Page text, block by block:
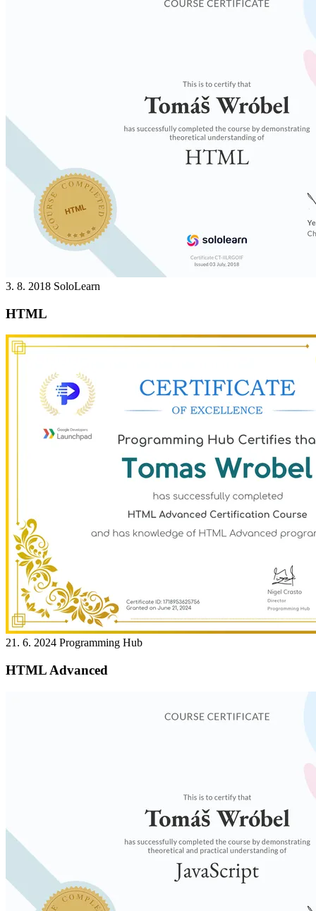
3. 8. 2018 SoloLearn
HTML
21. 6. 2024 Programming Hub
HTML Advanced